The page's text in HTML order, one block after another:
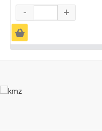
- +
Ä